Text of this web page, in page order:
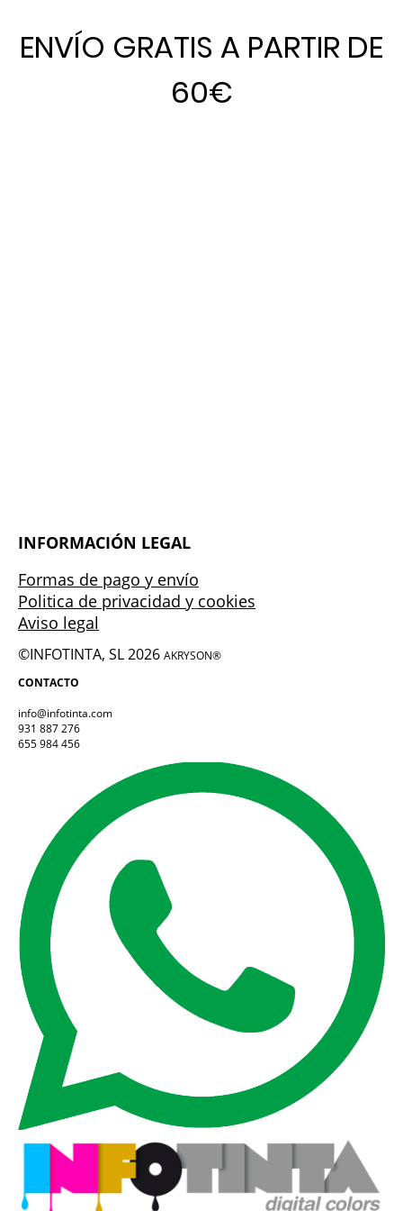
ENVÍO GRATIS A PARTIR DE
60€
INFORMACIÓN LEGAL
Formas de pago y envío
Politica de privacidad y cookies
Aviso legal
©INFOTINTA, SL 2026 AKRYSON®
CONTACTO
info@infotinta.com
931 887 276
655 984 456